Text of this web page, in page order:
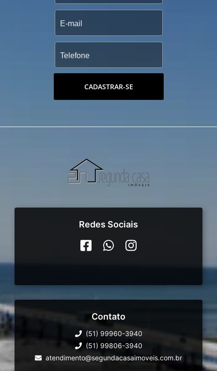
-Sala de cinema;
-Piscina adulto com borda infinita;
-Piscina infantil;
-Bar molhado;
-Deck molhado;
-Piscina térmica com raia de 25m;
-Salão de festas infantil;
-Quiosque com churrasqueira;
-Xadrez gigante;
-Praça com Equipamentos de ginastica ao ar
-Circuito de caminhada e ciclovia com
-Quadra esportiva;
-Campo de futebol gramado;
-Quadra de tênis de saibro;
-Quadra de vôlei de praia e futebol;
CADASTRAR-SE
Redes Sociais
Contato
(51) 99960-3940
(51) 99806-3940
atendimento@segundacasaimoveis.com.br